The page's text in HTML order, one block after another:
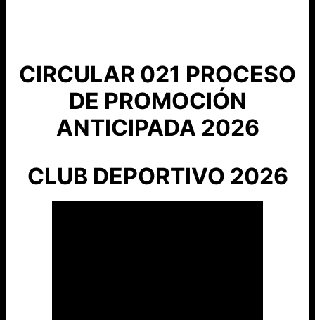
CIRCULAR 021 PROCESO
DE PROMOCIÓN
ANTICIPADA 2026
CLUB DEPORTIVO 2026